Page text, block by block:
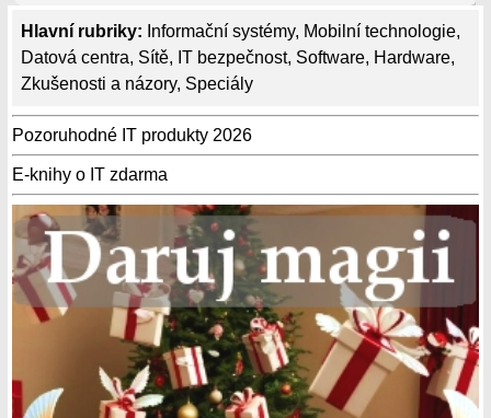
Hlavní rubriky: Informační systémy, Mobilní technologie,
Datová centra, Sítě, IT bezpečnost, Software, Hardware,
Zkušenosti a názory, Speciály
Pozoruhodné IT produkty 2026
E-knihy o IT zdarma